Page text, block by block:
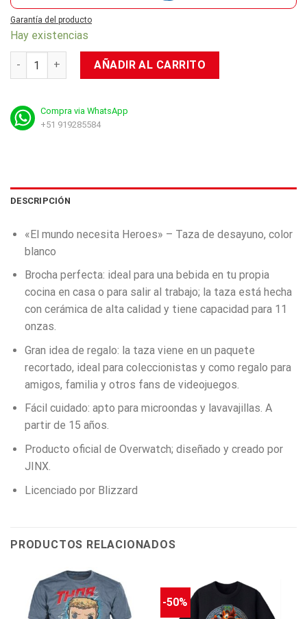
Garantía del producto
Hay existencias
Taza Overwatch: Pachimari cantidad
AÑADIR AL CARRITO
Compra via WhatsApp
+51 919285584
DESCRIPCIÓN
«El mundo necesita Heroes» – Taza de desayuno, color
blanco
Brocha perfecta: ideal para una bebida en tu propia
cocina en casa o para salir al trabajo; la taza está hecha
con cerámica de alta calidad y tiene capacidad para 11
onzas.
Gran idea de regalo: la taza viene en un paquete
recortado, ideal para coleccionistas y como regalo para
amigos, familia y otros fans de videojuegos.
Fácil cuidado: apto para microondas y lavavajillas. A
partir de 15 años.
Producto oficial de Overwatch; diseñado y creado por
JINX.
Licenciado por Blizzard
PRODUCTOS RELACIONADOS
-50%